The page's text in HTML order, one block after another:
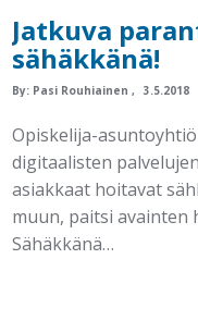
Jatkuva
sähäkkänä!
By: Pasi Rouhiainen 3.5.2018
Opiskelija-
digitaalisten
asiakkaat hoitavat
muun, paitsi avainten
Sähäkkänä…